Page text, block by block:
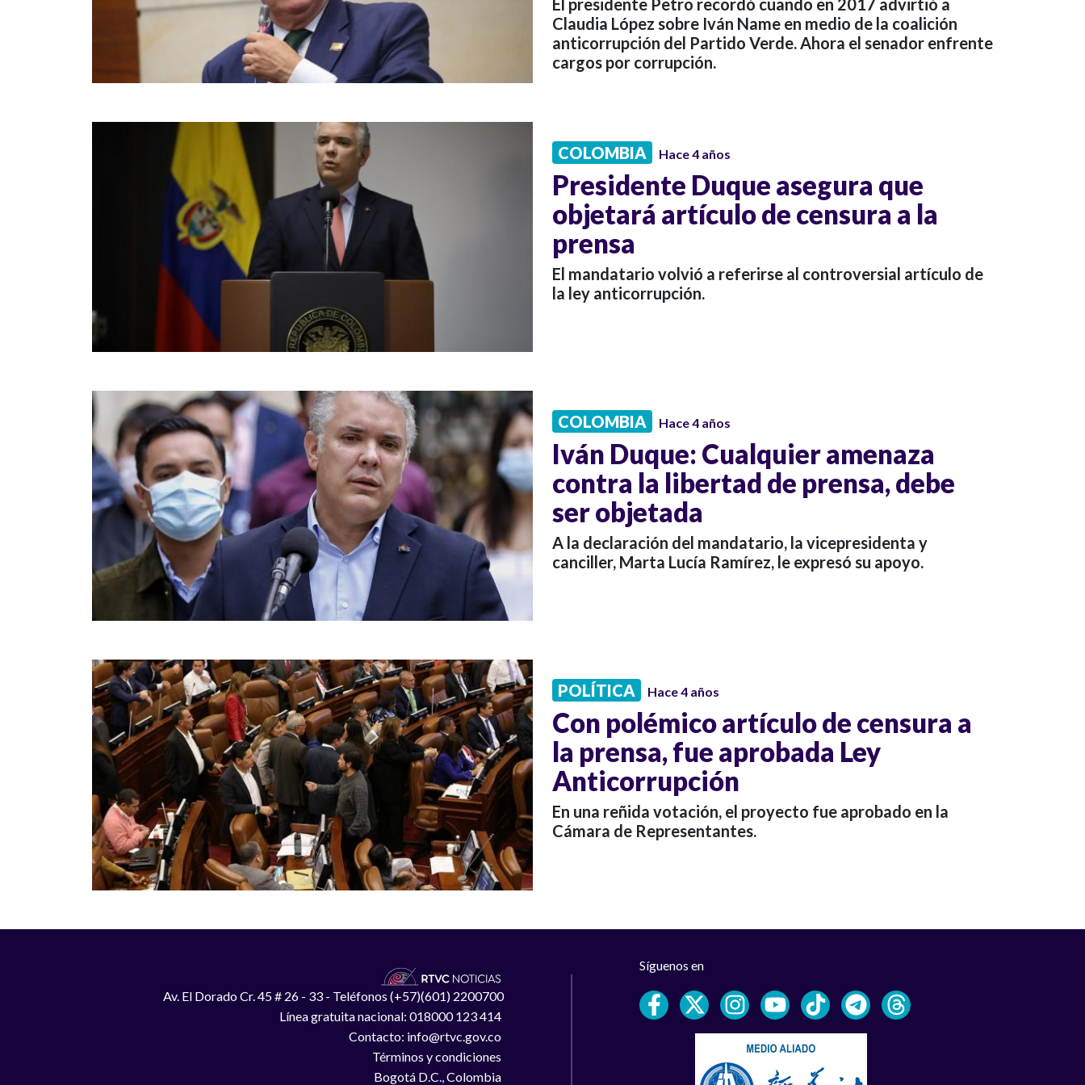
El presidente Petro recordó cuando en 2017 advirtió a
Claudia López sobre Iván Name en medio de la coalición
anticorrupción del Partido Verde. Ahora el senador enfrente
cargos por corrupción.
COLOMBIA Hace 4 años
Presidente Duque asegura que
objetará artículo de censura a la
prensa
El mandatario volvió a referirse al controversial artículo de
la ley anticorrupción.
COLOMBIA Hace 4 años
Iván Duque: Cualquier amenaza
contra la libertad de prensa, debe
ser objetada
A la declaración del mandatario, la vicepresidenta y
canciller, Marta Lucía Ramírez, le expresó su apoyo.
POLÍTICA Hace 4 años
Con polémico artículo de censura a
la prensa, fue aprobada Ley
Anticorrupción
En una reñida votación, el proyecto fue aprobado en la
Cámara de Representantes.
Av. El Dorado Cr. 45 # 26 - 33 - Teléfonos (+57)(601) 2200700
Línea gratuita nacional: 018000 123 414
Contacto: info@rtvc.gov.co
Términos y condiciones
Bogotá D.C., Colombia
Síguenos en